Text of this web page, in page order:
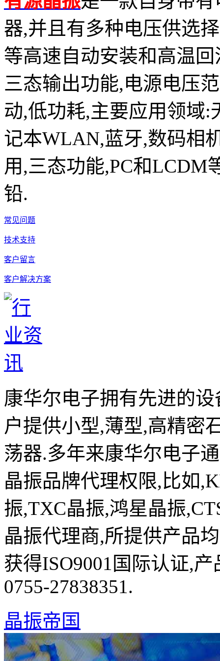
器,并且有多种电压供选
等高速自动安装和高温
三态输出功能,电源电压
动,低功耗,主要应用领域
记本WLAN,蓝牙,数码相
用,三态功能,PC和LCDM
铅.
常见问题
技术支持
客户留言
客户解决方案
康华尔电子拥有先进的
户提供小型,薄型,高精密
荡器.多年来康华尔电子
晶振品牌代理权限,比如
振,TXC晶振,鸿星晶振
晶振代理商,所提供产品
获得ISO9001国际认证,
0755-27838351.
晶振帝国